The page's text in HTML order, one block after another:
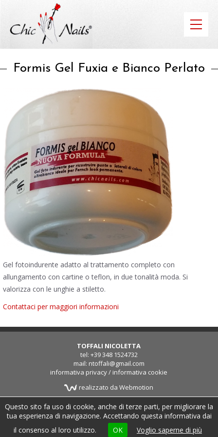
Questo sito fa uso di cookie, anche di terze parti, per migliorare la
tua esperienza di navigazione. Accettando questa informativa dai
il consenso al loro utilizzo.
OK Voglio saperne di più
Formis Gel Fuxia e Bianco Perlato
Gel fotoindurente adatto al trattamento completo con
allungamento con cartine o teflon, in due tonalità moda. Si
valorizza con le unghie a stiletto.
Contattaci per maggiori informazioni
TOFFALI NICOLETTA
tel: +39 348 1524732
mail: ntoffali@gmail.com
informativa privacy/ informativa cookie
realizzato da Webmotion